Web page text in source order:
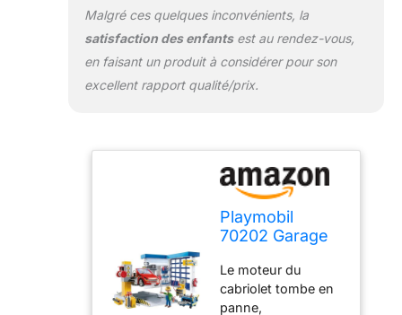
Malgré ces quelques inconvénients, la
satisfaction des enfantsest au rendez-vous,
en faisant un produit à considérer pour son
excellent rapport qualité/prix.
Playmobil
70202 Garage
City Life - avec
Un
Personnage,
Le moteur du
cabriolet tombe en
panne,